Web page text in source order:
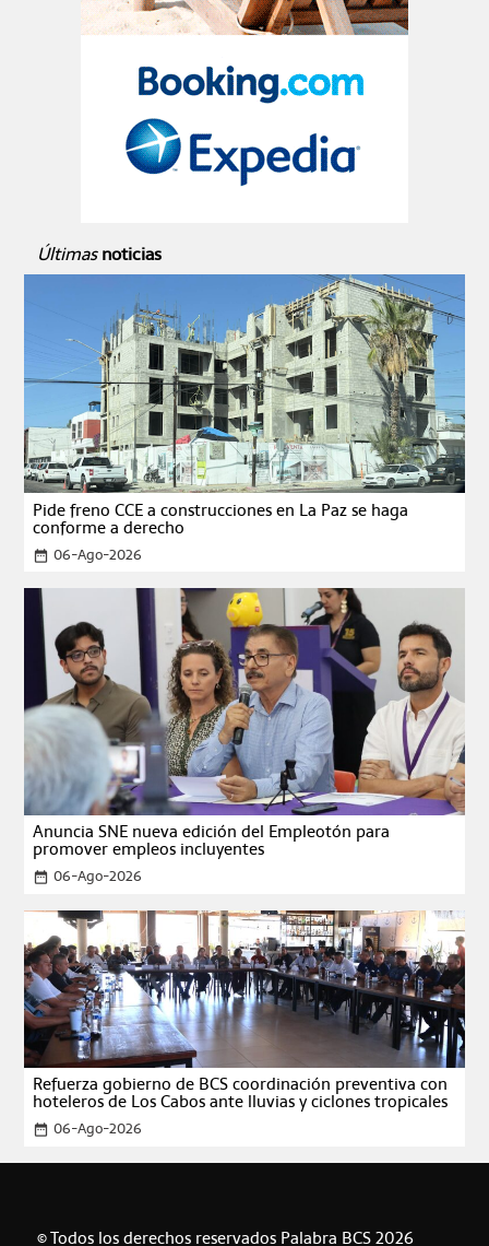
Últimas noticias
Pide freno CCE a construcciones en La Paz se haga
conforme a derecho
date_range 06-Ago-2026
Anuncia SNE nueva edición del Empleotón para
promover empleos incluyentes
date_range 06-Ago-2026
Refuerza gobierno de BCS coordinación preventiva con
hoteleros de Los Cabos ante lluvias y ciclones tropicales
date_range 06-Ago-2026
© Todos los derechos reservados Palabra BCS 2026